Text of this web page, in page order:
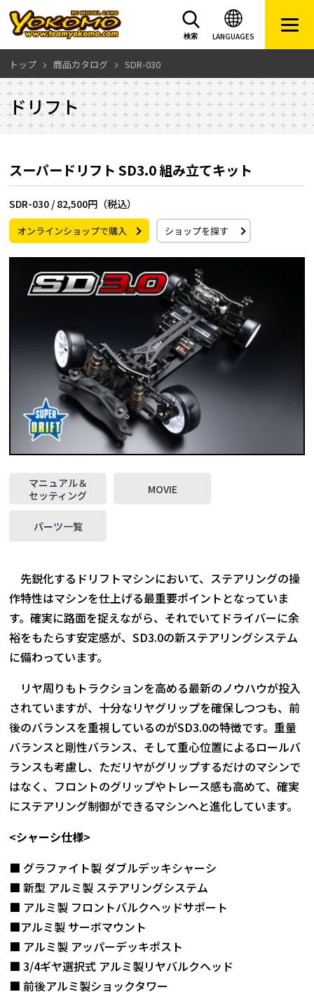
LANGUAGES
検索
トップ 商品カタログ SDR-030
ドリフト
スーパードリフト SD3.0 組み立てキット
SDR-030 / 82,500円（税込）
オンラインショップで購入 ショップを探す
マニュアル＆
セッティング
MOVIE
パーツ一覧
先鋭化するドリフトマシンにおいて、ステアリングの操
作特性はマシンを仕上げる最重要ポイントとなっていま
す。確実に路面を捉えながら、それでいてドライバーに余
裕をもたらす安定感が、SD3.0の新ステアリングシステム
に備わっています。
リヤ周りもトラクションを高める最新のノウハウが投入
されていますが、十分なリヤグリップを確保しつつも、前
後のバランスを重視しているのがSD3.0の特徴です。重量
バランスと剛性バランス、そして重心位置によるロールバ
ランスも考慮し、ただリヤがグリップするだけのマシンで
はなく、フロントのグリップやトレース感も高めて、確実
にステアリング制御ができるマシンへと進化しています。
<シャーシ仕様>
■ グラファイト製 ダブルデッキシャーシ
■ 新型 アルミ製 ステアリングシステム
■ アルミ製 フロントバルクヘッドサポート
■アルミ製 サーボマウント
■ アルミ製 アッパーデッキポスト
■ 3/4ギヤ選択式 アルミ製リヤバルクヘッド
■ 前後アルミ製ショックタワー